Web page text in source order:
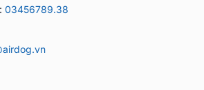
03456789.38